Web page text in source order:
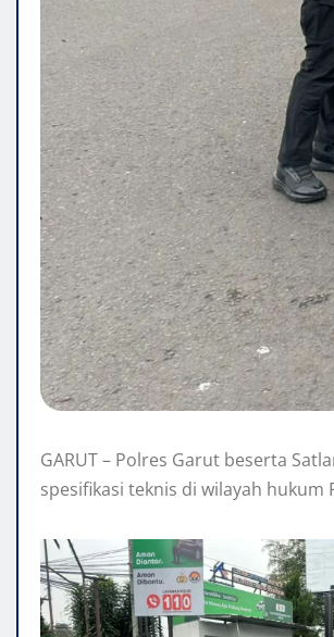
GARUT – Polres Garut beserta
spesifikasi teknis di wilayah hukum